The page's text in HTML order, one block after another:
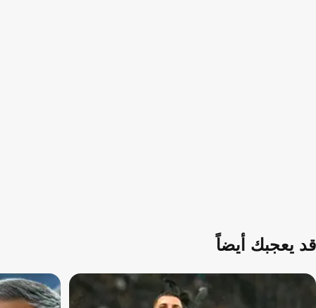
قد يعجبك أيضاً